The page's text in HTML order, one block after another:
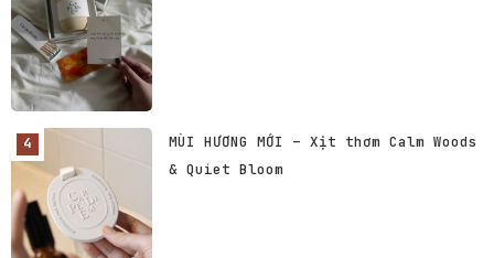
MÙI HƯƠNG MỚI – Xịt thơm Calm Woods
& Quiet Bloom